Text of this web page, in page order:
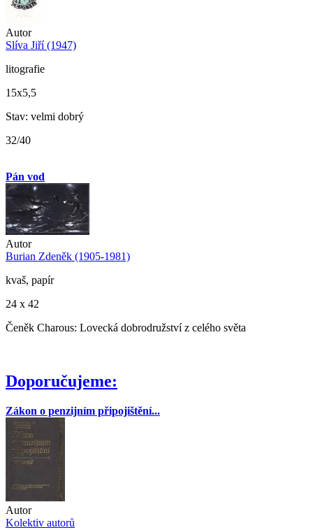
Autor
Slíva Jiří (1947)
litografie
15x5,5
Stav: velmi dobrý
32/40
Pán vod
Autor
Burian Zdeněk (1905-1981)
kvaš, papír
24 x 42
Čeněk Charous: Lovecká dobrodružství z celého světa
Doporučujeme:
Zákon o penzijním připojištění...
Autor
Kolektiv autorů